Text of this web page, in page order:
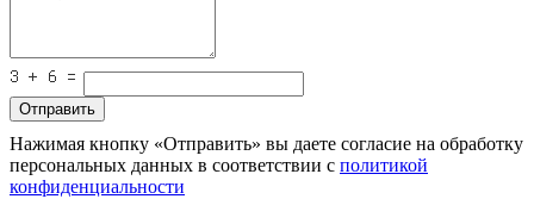
Отправить
Нажимая кнопку «Отправить» вы даете согласие на обработку
персональных данных в соответствии с политикой
конфиденциальности